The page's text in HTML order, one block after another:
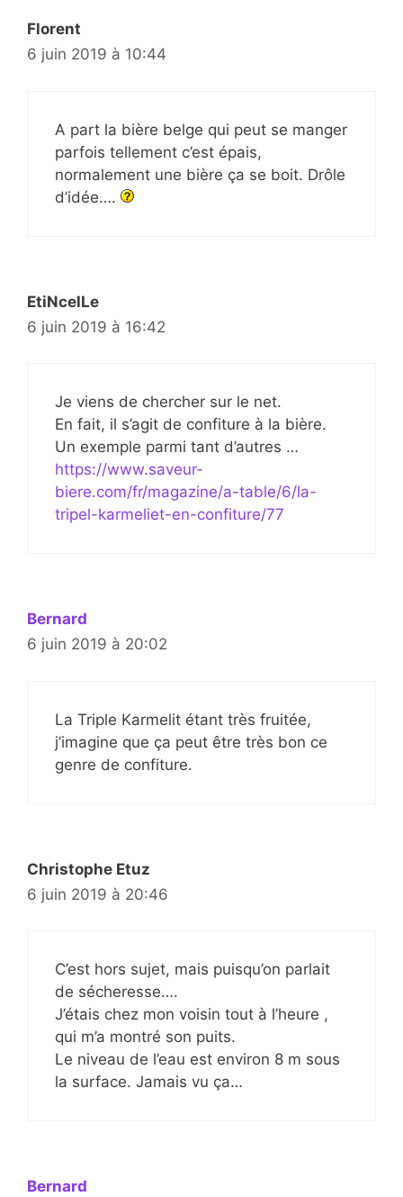
Florent
6 juin 2019 à 10:44
A part la bière belge qui peut se manger
parfois tellement c’est épais,
normalement une bière ça se boit. Drôle
d’idée….
EtiNcelLe
6 juin 2019 à 16:42
Je viens de chercher sur le net.
En fait, il s’agit de confiture à la bière.
Un exemple parmi tant d’autres …
https://www.saveur-
biere.com/fr/magazine/a-table/6/la-
tripel-karmeliet-en-confiture/77
Bernard
6 juin 2019 à 20:02
La Triple Karmelit étant très fruitée,
j’imagine que ça peut être très bon ce
genre de confiture.
Christophe Etuz
6 juin 2019 à 20:46
C’est hors sujet, mais puisqu’on parlait
de sécheresse….
J’étais chez mon voisin tout à l’heure ,
qui m’a montré son puits.
Le niveau de l’eau est environ 8 m sous
la surface. Jamais vu ça…
Bernard